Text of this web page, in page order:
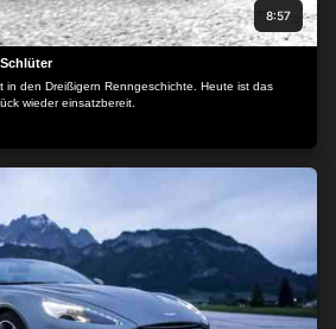
8:57
in den Dreißigern Renngeschichte. Heute ist das
wieder einsatzbereit.